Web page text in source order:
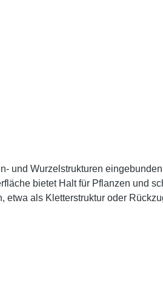
und Wurzelstrukturen
bietet Halt für Pflanzen und
als Kletterstruktur oder